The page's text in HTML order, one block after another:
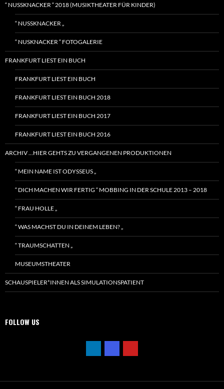
“ NUSSKNACKER “ 2018 (MUSIKTHEATER FÜR KINDER)
“ NUSSKNACKER „
“ NUSKNACKER “ FOTOGALERIE
FRANKFURT LIEST EIN BUCH
FRANKFURT LIEST EIN BUCH
FRANKFURT LIEST EIN BUCH 2018
FRANKFURT LIEST EIN BUCH 2017
FRANKFURT LIEST EIN BUCH 2016
ARCHIV …HIER GEHTS ZU VERGANGENEN PRODUKTIONEN
“ MEIN NAME IST ODYSSEUS „
“ DICH MACHEN WIR FERTIG “ MOBBING IN DER SCHULE 2013 – 2018
“ FRAU HOLLE „
“ WAS MACHST DU IN DEINEM LEBEN? „
“ TRAUMSCHATTEN „
MUSEUMSTHEATER
SCHAUSPIELER*INNEN ALS SIMULATIONSPATIENT
FOLLOW US